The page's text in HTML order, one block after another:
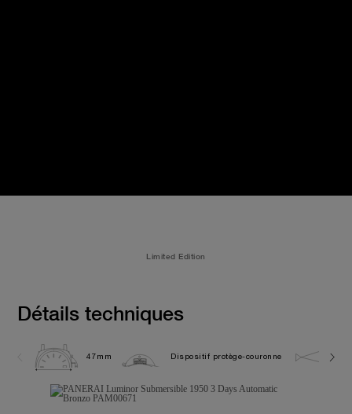
Limited Edition
Détails techniques
47mm Dispositif protège-couronne